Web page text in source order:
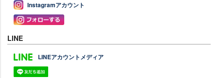
Instagramアカウント
LINE
LINEアカウントメディア